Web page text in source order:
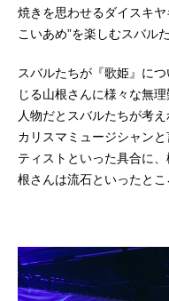
焼きを思わせるダイスキ
こいあめ”を楽しむスバル
スバルたちが『歌姫』に
じる山根さんに様々な無
人物だとスバルたちが考
カリスマミュージシャン
ティストといった具合に
根さんは流石といったとこ